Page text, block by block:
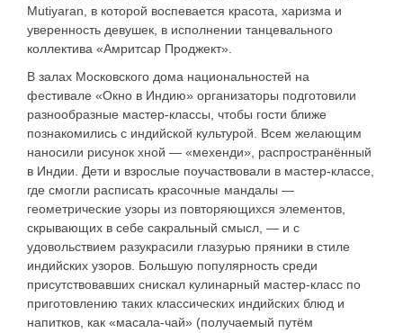
Mutiyaran, в которой воспевается красота, харизма и
уверенность девушек, в исполнении танцевального
коллектива «Амритсар Проджект».
В залах Московского дома национальностей на
фестивале «Окно в Индию» организаторы подготовили
разнообразные мастер-классы, чтобы гости ближе
познакомились с индийской культурой. Всем желающим
наносили рисунок хной — «мехенди», распространённый
в Индии. Дети и взрослые поучаствовали в мастер-классе,
где смогли расписать красочные мандалы —
геометрические узоры из повторяющихся элементов,
скрывающих в себе сакральный смысл, — и с
удовольствием разукрасили глазурью пряники в стиле
индийских узоров. Большую популярность среди
присутствовавших снискал кулинарный мастер-класс по
приготовлению таких классических индийских блюд и
напитков, как «масала-чай» (получаемый путём